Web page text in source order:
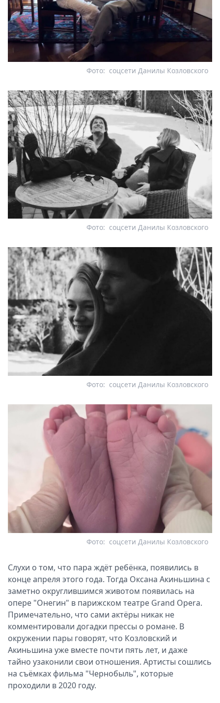
соцсети Данилы Козловского
Фото:
соцсети Данилы Козловского
Фото:
соцсети Данилы Козловского
Фото:
соцсети Данилы Козловского
Фото:
Слухи о том, что пара ждёт ребёнка, появились в
конце апреля этого года. Тогда Оксана Акиньшина с
заметно округлившимся животом появилась на
опере "Онегин" в парижском театре Grand Opera.
Примечательно, что сами актёры никак не
комментировали догадки прессы о романе. В
окружении пары говорят, что Козловский и
Акиньшина уже вместе почти пять лет, и даже
тайно узаконили свои отношения. Артисты сошлись
на съёмках фильма "Чернобыль", которые
проходили в 2020 году.